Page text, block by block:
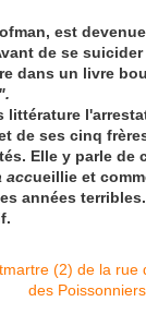
est
de se
dans un livre
littérature
de ses cinq
Elle y parle de
accueillie et
années terribles.